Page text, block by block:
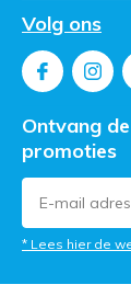
Volg ons
Ontvang
promoties
* Lees hier de